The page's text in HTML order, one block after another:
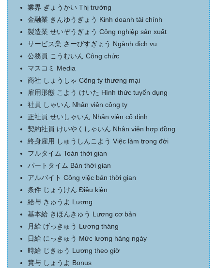
業界 ぎょうかい Thị trường
金融業 きんゆうぎょう Kinh doanh tài chính
製造業 せいぞうぎょう Công nghiệp sản xuất
サービス業 さーびすぎょう Ngành dịch vụ
公務員 こうむいん Công chức
マスコミ Media
商社 しょうしゃ Công ty thương mại
雇用形態 こよう けいた Hình thức tuyển dụng
社員 しゃいん Nhân viên công ty
正社員 せいしゃいん Nhân viên cố định
契約社員 けいやくしゃいん Nhân viên hợp đồng
終身雇用 しゅうしんこよう Việc làm trong đời
フルタイム Toàn thời gian
パートタイム Bán thời gian
アルバイト Công việc bán thời gian
条件 じょうけん Điều kiện
給与 きゅうよ Lương
基本給 きほんきゅう Lương cơ bản
月給 げっきゅう Lương tháng
日給 にっきゅう Mức lương hàng ngày
時給 じきゅう Lương theo giờ
賞与 しょうよ Bonus